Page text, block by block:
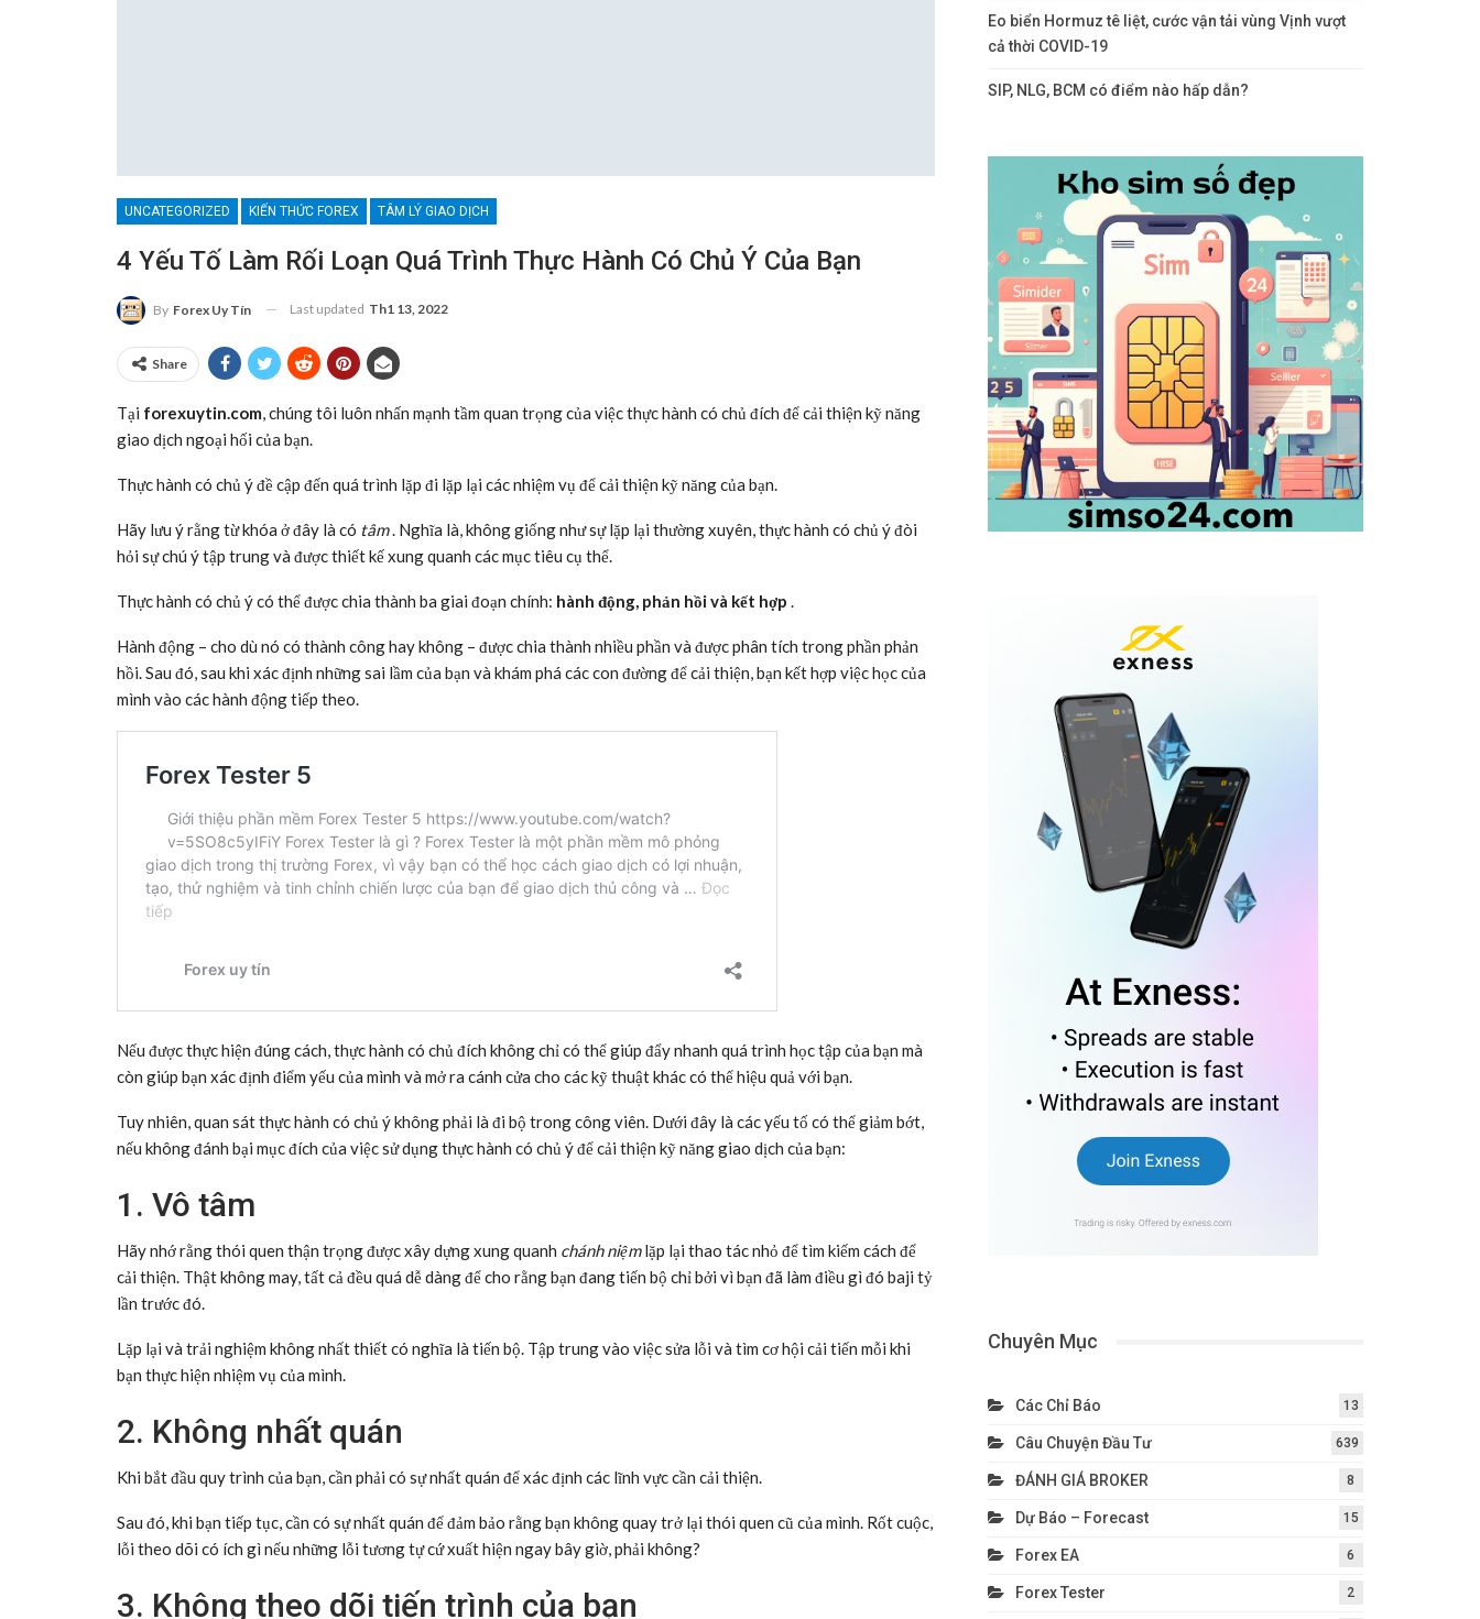
UNCATEGORIZED KIẾN THỨC FOREX TÂM LÝ GIAO DỊCH
4 Yếu Tố Làm Rối Loạn Quá Trình Thực Hành Có Chủ Ý Của Bạn
By Forex Uy Tín Last updated Th1 13, 2022
Share
Tại forexuytin.com, chúng tôi luôn nhấn mạnh tầm quan trọng của việc thực hành có chủ đích để cải thiện kỹ năng
giao dịch ngoại hối của bạn.
Thực hành có chủ ý đề cập đến quá trình lặp đi lặp lại các nhiệm vụ để cải thiện kỹ năng của bạn.
Hãy lưu ý rằng từ khóa ở đây là có tâm. Nghĩa là, không giống như sự lặp lại thường xuyên, thực hành có chủ ý đòi
hỏi sự chú ý tập trung và được thiết kế xung quanh các mục tiêu cụ thể.
Thực hành có chủ ý có thể được chia thành ba giai đoạn chính: hành động, phản hồi và kết hợp .
Hành động – cho dù nó có thành công hay không – được chia thành nhiều phần và được phân tích trong phần phản
hồi. Sau đó, sau khi xác định những sai lầm của bạn và khám phá các con đường để cải thiện, bạn kết hợp việc học của
mình vào các hành động tiếp theo.
Nếu được thực hiện đúng cách, thực hành có chủ đích không chỉ có thể giúp đẩy nhanh quá trình học tập của bạn mà
còn giúp bạn xác định điểm yếu của mình và mở ra cánh cửa cho các kỹ thuật khác có thể hiệu quả với bạn.
Tuy nhiên, quan sát thực hành có chủ ý không phải là đi bộ trong công viên. Dưới đây là các yếu tố có thể giảm bớt,
nếu không đánh bại mục đích của việc sử dụng thực hành có chủ ý để cải thiện kỹ năng giao dịch của bạn:
1. Vô tâm
Hãy nhớ rằng thói quen thận trọng được xây dựng xung quanh chánh niệmlặp lại thao tác nhỏ để tìm kiếm cách để
cải thiện. Thật không may, tất cả đều quá dễ dàng để cho rằng bạn đang tiến bộ chỉ bởi vì bạn đã làm điều gì đó baji tỷ
lần trước đó.
Lặp lại và trải nghiệm không nhất thiết có nghĩa là tiến bộ. Tập trung vào việc sửa lỗi và tìm cơ hội cải tiến mỗi khi
bạn thực hiện nhiệm vụ của mình.
2. Không nhất quán
Khi bắt đầu quy trình của bạn, cần phải có sự nhất quán để xác định các lĩnh vực cần cải thiện.
Sau đó, khi bạn tiếp tục, cần có sự nhất quán để đảm bảo rằng bạn không quay trở lại thói quen cũ của mình. Rốt cuộc,
lỗi theo dõi có ích gì nếu những lỗi tương tự cứ xuất hiện ngay bây giờ, phải không?
3. Không theo dõi tiến trình của bạn
Eo biển Hormuz tê liệt, cước vận tải vùng Vịnh vượt
cả thời COVID-19
SIP, NLG, BCM có điểm nào hấp dẫn?
Chuyên Mục
Các Chỉ Báo 13
Câu Chuyện Đầu Tư 639
ĐÁNH GIÁ BROKER 8
Dự Báo – Forecast 15
Forex EA 6
Forex Tester 2